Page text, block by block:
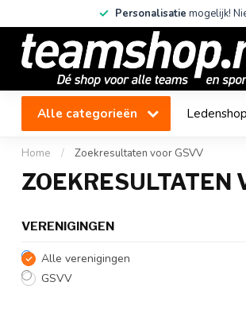
Personalisatie mogelijk!
Alle categorieën
Home / Zoekresultaten voor GSVV
ZOEKRESULTATEN
VERENIGINGEN
Alle verenigingen
GSVV